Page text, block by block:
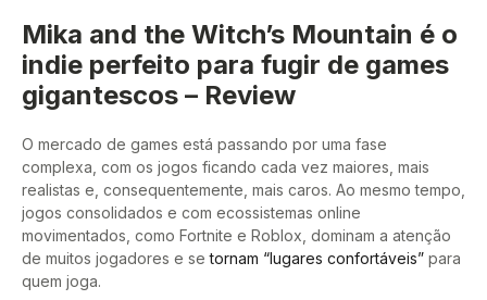
Mika and the Witch’s Mountain é o
indie perfeito para fugir de games
gigantescos – Review
O mercado de games está passando por uma fase
complexa, com os jogos ficando cada vez maiores, mais
realistas e, consequentemente, mais caros. Ao mesmo tempo,
jogos consolidados e com ecossistemas online
movimentados, como Fortnite e Roblox, dominam a atenção
de muitos jogadores e setornam “lugares confortáveis” para
quem joga.